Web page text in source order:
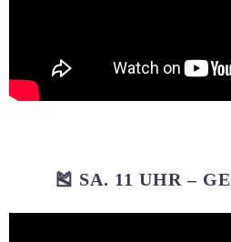
🎽 SA. 11 UHR –